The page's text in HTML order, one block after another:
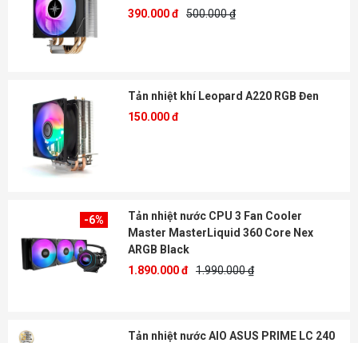
390.000 đ 500.000 ₫
Tản nhiệt khí Leopard A220 RGB Đen
150.000 đ
-6%
Tản nhiệt nước CPU 3 Fan Cooler
Master MasterLiquid 360 Core Nex
ARGB Black
1.890.000 đ 1.990.000 ₫
Tản nhiệt nước AIO ASUS PRIME LC 240